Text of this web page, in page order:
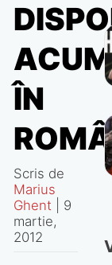
ACUM
ÎN
Scris de
Marius
Ghent
9
martie,
2012